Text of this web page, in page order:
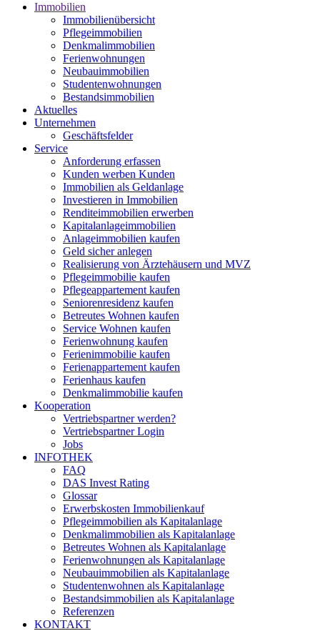
Immobilien
Immobilienübersicht
Pflegeimmobilien
Denkmalimmobilien
Ferienwohnungen
Neubauimmobilien
Studentenwohnungen
Bestandsimmobilien
Aktuelles
Unternehmen
Geschäftsfelder
Service
Anforderung erfassen
Kunden werben Kunden
Immobilien als Geldanlage
Investieren in Immobilien
Renditeimmobilien erwerben
Kapitalanlageimmobilien
Anlageimmobilien kaufen
Geld sicher anlegen
Realisierung von Ärztehäusern und MVZ
Pflegeimmobilie kaufen
Pflegeappartement kaufen
Seniorenresidenz kaufen
Betreutes Wohnen kaufen
Service Wohnen kaufen
Ferienwohnung kaufen
Ferienimmobilie kaufen
Ferienappartement kaufen
Ferienhaus kaufen
Denkmalimmobilie kaufen
Kooperation
Vertriebspartner werden?
Vertriebspartner Login
Jobs
INFOTHEK
FAQ
DAS Invest Rating
Glossar
Erwerbskosten Immobilienkauf
Pflegeimmobilien als Kapitalanlage
Denkmalimmobilien als Kapitalanlage
Betreutes Wohnen als Kapitalanlage
Ferienwohnungen als Kapitalanlage
Neubauimmobilien als Kapitalanlage
Studentenwohnen als Kapitalanlage
Bestandsimmobilien als Kapitalanlage
Referenzen
KONTAKT